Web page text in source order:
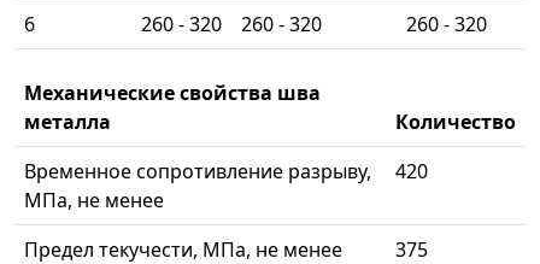
6
260 - 320 260 - 320 260 - 320
Механические свойства шва
металла
Количество
Временное сопротивление разрыву,
МПа, не менее
420
Предел текучести, МПа, не менее
375